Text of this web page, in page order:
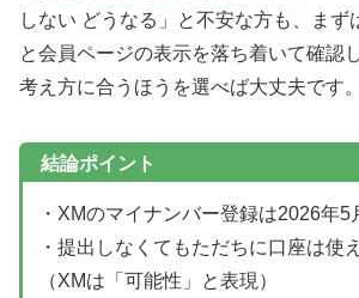
しない どうなる」と不安な方も、まず
と会員ページの表示を落ち着いて確認
考え方に合うほうを選べば大丈夫です。
結論ポイント
・XMのマイナンバー登録は2026年5
・提出しなくてもただちに口座は使
（XMは「可能性」と表現）